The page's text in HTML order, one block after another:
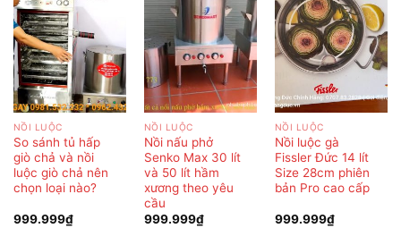
NỒI LUỘC
So sánh tủ hấp
giò chả và nồi
luộc giò chả nên
chọn loại nào?
999.999₫
NỒI LUỘC
Nồi nấu phở
Senko Max 30 lít
và 50 lít hầm
xương theo yêu
cầu
999.999₫
NỒI LUỘC
Nồi luộc gà
Fissler Đức 14 lít
Size 28cm phiên
bản Pro cao cấp
999.999₫